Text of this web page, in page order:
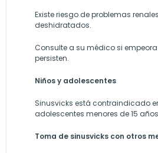
Existe riesgo de problemas
deshidratados.
Consulte a su médico si
persisten.
Niños y adolescentes
Sinusvicks está contraindicado
adolescentes menores de 15
Toma de sinusvicks con otros